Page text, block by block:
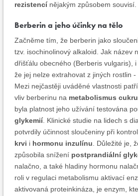
rezistencínějakým způsobem souvisí.
Berberin a jeho účinky na tělo
Začněme tím, že berberin jako
tzv. isochinolinový alkaloid. Jak název
dřišťálu obecného (Berberis vulgaris), i
že jej nelze extrahovat z jiných rostlin -
Mezi nejčastěji uváděné vlastnosti
vliv berberinu na metabolismus cukru
byla platnost jeho užívání testována
glykemií. Klinické studie na lidech s
potvrdily účinnost sloučeniny při
krvi i hormonu inzulínu . Důležité je,
způsobila snížení postprandiální
nalačno, a také hladiny hormonu
roli v regulaci metabolismu aktivací
aktivovaná proteinkináza, je enzym,